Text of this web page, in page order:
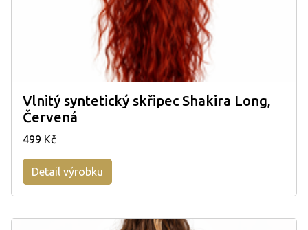
Vlnitý syntetický skřipec Shakira Long,
Červená
499 Kč
Detail výrobku